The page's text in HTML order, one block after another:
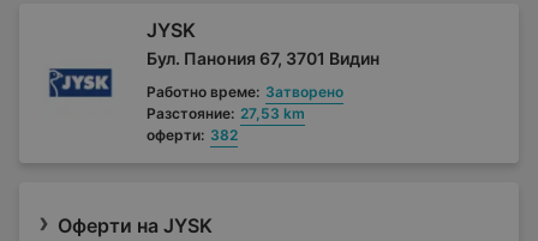
JYSK
Бул. Панония 67, 3701 Видин
Работно време: Затворено
Разстояние: 27,53 km
оферти: 382
Оферти на JYSK